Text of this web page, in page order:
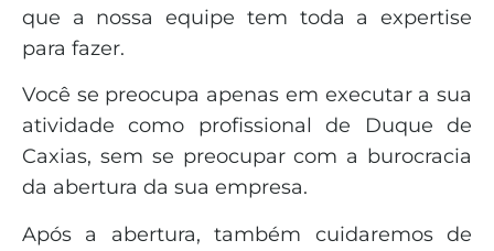
que a nossa equipe tem toda a expertise
para fazer.
Você se preocupa apenas em executar a sua
atividade como profissional de Duque de
Caxias, sem se preocupar com a burocracia
da abertura da sua empresa.
Após a abertura, também cuidaremos de